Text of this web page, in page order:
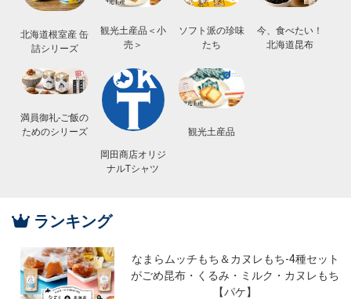
北海道根室産 缶
詰シリーズ
観光土産品＜小
売＞
ソフト派の珍味
たち
今、食べたい！
北海道昆布
満員御礼-ご飯の
ためのシリーズ
岡田商店オリジ
ナルTシャツ
観光土産品
ランキング
なまらムッチもち＆カヌレもち-4種セット
がごめ昆布・くるみ・ミルク・カヌレもち
【パケ】